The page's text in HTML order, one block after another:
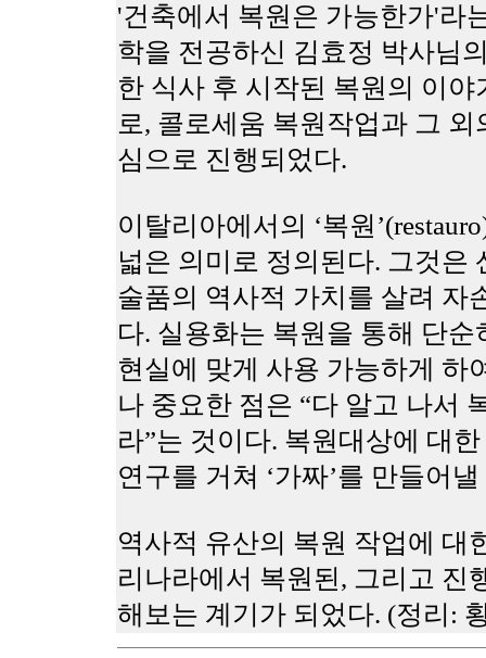
'건축에서 복원은 가능한가'라
학을 전공하신 김효정 박사님
한 식사 후 시작된 복원의 이
로, 콜로세움 복원작업과 그
심으로 진행되었다.
이탈리아에서의 ‘복원
넓은 의미로 정의된다. 그것은
술품의 역사적 가치를 살려 자
다. 실용화는 복원을 통해 단
현실에 맞게 사용 가능하게 하
나 중요한 점은 “다 알고 나서
라”는 것이다. 복원대상에 대
연구를 거쳐 ‘가짜’를 만들어
역사적 유산의 복원 작업에 대
리나라에서 복원된, 그리고 진
해보는 계기가 되었다. (정리: